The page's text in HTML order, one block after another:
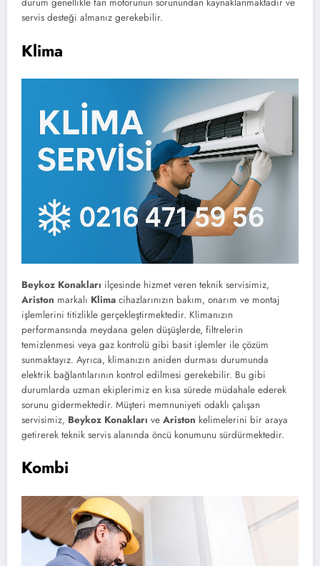
durum genellikle fan motorunun sorunundan kaynaklanmaktadır ve
servis desteği almanız gerekebilir.
Klima
Beykoz Konakları ilçesinde hizmet veren teknik servisimiz,
Ariston markalı Klima cihazlarınızın bakım, onarım ve montaj
işlemlerini titizlikle gerçekleştirmektedir. Klimanızın
performansında meydana gelen düşüşlerde, filtrelerin
temizlenmesi veya gaz kontrolü gibi basit işlemler ile çözüm
sunmaktayız. Ayrıca, klimanızın aniden durması durumunda
elektrik bağlantılarının kontrol edilmesi gerekebilir. Bu gibi
durumlarda uzman ekiplerimiz en kısa sürede müdahale ederek
sorunu gidermektedir. Müşteri memnuniyeti odaklı çalışan
servisimiz, Beykoz Konakları ve Ariston kelimelerini bir araya
getirerek teknik servis alanında öncü konumunu sürdürmektedir.
Kombi